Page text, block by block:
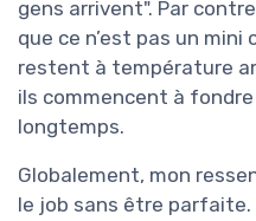
gens arrivent". Par
que ce n’est pas un
restent à température
ils commencent à
longtemps.
Globalement, mon
le job sans être